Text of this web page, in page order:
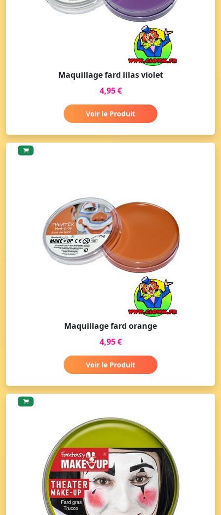
Maquillage fard lilas violet
4,95 €
Voir le Produit
Maquillage fard orange
4,95 €
Voir le Produit